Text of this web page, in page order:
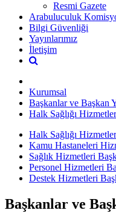
Resmi Gazete
Arabuluculuk
Bilgi Güvenliği
Yayınlarımız
İletişim
Kurumsal
Başkanlar ve Başkan
Halk Sağlığı
Halk Sağlığı
Kamu Hastaneleri
Sağlık Hizmetleri
Personel Hizmetleri
Destek Hizmetleri
Başkanlar ve